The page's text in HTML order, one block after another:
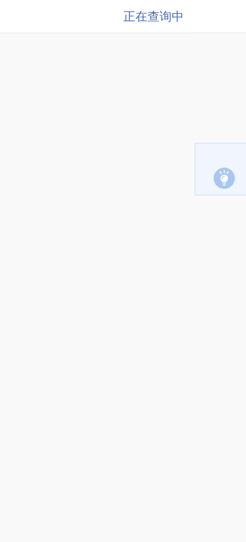
正在查询中